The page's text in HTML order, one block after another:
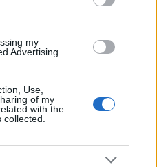
my
Advertising.
Use,
of my
with the
ο πατέρας του Λιονέλ